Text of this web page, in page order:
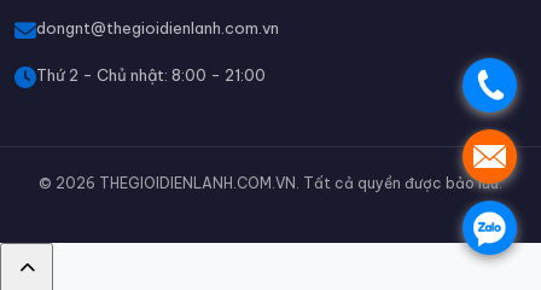
.
.
.
dongnt@thegioidienlanh.com.vn
Thứ 2 - Chủ nhật: 8:00 - 21:00
© 2026 THEGIOIDIENLANH.COM.VN. Tất cả quyền được bảo lưu.